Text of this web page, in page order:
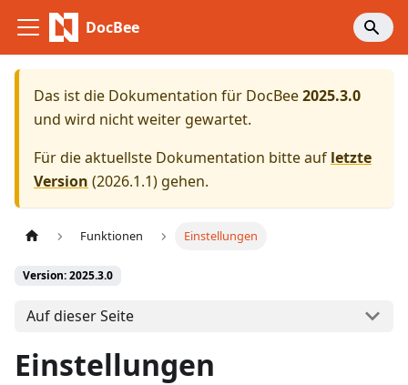
DocBee
Das ist die Dokumentation für DocBee2025.3.0
und wird nicht weiter gewartet.
Für die aktuellste Dokumentation bitte auf letzte
Version (2026.1.1) gehen.
Funktionen Einstellungen
Version: 2025.3.0
Auf dieser Seite
Einstellungen